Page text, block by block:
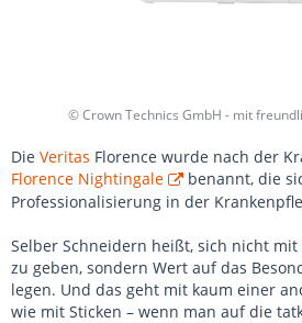
© Crown Technics GmbH - mit
Die Veritas Florence wurde nach der
Florence Nightingale
benannt, die
Professionalisierung in der
Selber Schneidern heißt, sich nicht
zu geben, sondern Wert auf das
legen. Und das geht mit kaum einer
wie mit Sticken – wenn man auf die